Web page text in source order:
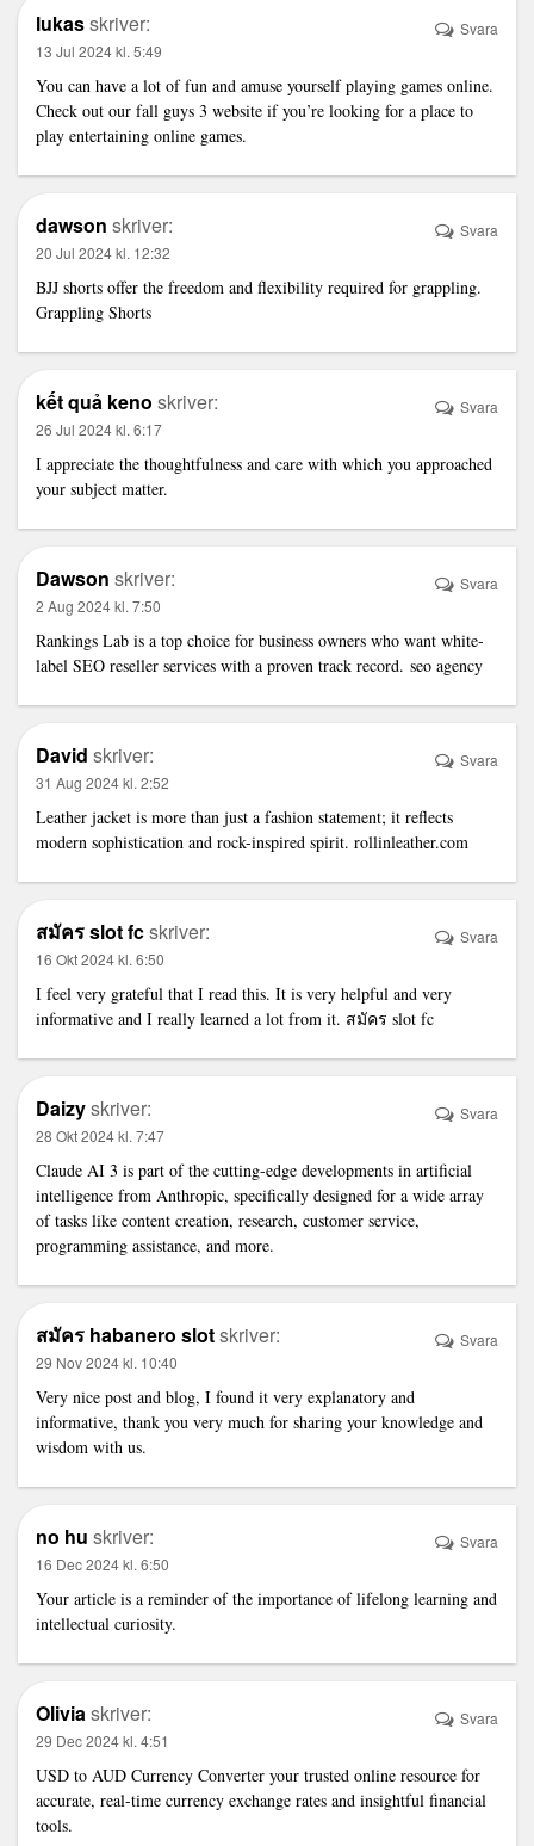
lukasskriver:
13 Jul 2024 kl. 5:49
You can have a lot of fun and amuse yourself playing games online.
Check out our fall guys 3 website if you’re looking for a place to
play entertaining online games.
Svara
dawson skriver:
20 Jul 2024 kl. 12:32
BJJ shorts offer the freedom and flexibility required for grappling.
Grappling Shorts
Svara
kết quả keno skriver:
26 Jul 2024 kl. 6:17
I appreciate the thoughtfulness and care with which you approached
your subject matter.
Svara
Dawson skriver:
2 Aug 2024 kl. 7:50
Rankings Lab is a top choice for business owners who want white-
label SEO reseller services with a proven track record. seo agency
Svara
David skriver:
31 Aug 2024 kl. 2:52
Leather jacket is more than just a fashion statement; it reflects
modern sophistication and rock-inspired spirit. rollinleather.com
Svara
สมัคร slot fcskriver:
16 Okt 2024 kl. 6:50
I feel very grateful that I read this. It is very helpful and very
informative and I really learned a lot from it. สมัคร slot fc
Svara
Daizyskriver:
28 Okt 2024 kl. 7:47
Claude AI 3 is part of the cutting-edge developments in artificial
intelligence from Anthropic, specifically designed for a wide array
of tasks like content creation, research, customer service,
programming assistance, and more.
Svara
สมัคร habanero slotskriver:
29 Nov 2024 kl. 10:40
Very nice post and blog, I found it very explanatory and
informative, thank you very much for sharing your knowledge and
wisdom with us.
Svara
no hu skriver:
16 Dec 2024 kl. 6:50
Your article is a reminder of the importance of lifelong learning and
intellectual curiosity.
Svara
Oliviaskriver:
29 Dec 2024 kl. 4:51
USD to AUD Currency Converter your trusted online resource for
accurate, real-time currency exchange rates and insightful financial
tools.
Svara